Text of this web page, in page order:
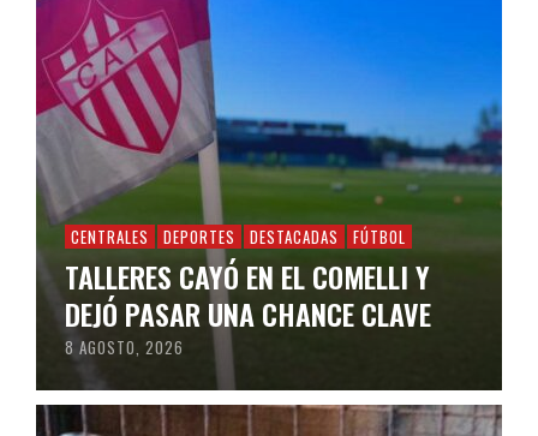
CENTRALES DEPORTES DESTACADAS FÚTBOL
TALLERES CAYÓ EN EL COMELLI Y
DEJÓ PASAR UNA CHANCE CLAVE
8 AGOSTO, 2026